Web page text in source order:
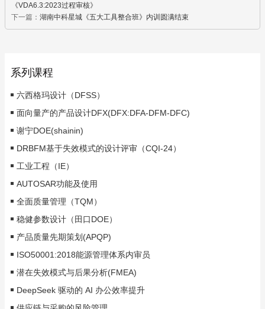
《VDA6.3:2023过程审核》
下一篇： 湖南中科星城《五大工具整合班》内训圆满结束
系列课程
六西格玛设计（DFSS）
面向量产的产品设计DFX(DFX:DFA-DFM-DFC)
谢宁DOE(shainin)
DRBFM基于失效模式的设计评审（CQI-24）
工业工程（IE）
AUTOSAR功能及使用
全面质量管理（TQM）
稳健参数设计（田口DOE）
产品质量先期策划(APQP)
ISO50001:2018能源管理体系内审员
潜在失效模式与后果分析(FMEA)
DeepSeek 驱动的 AI 办公效率提升